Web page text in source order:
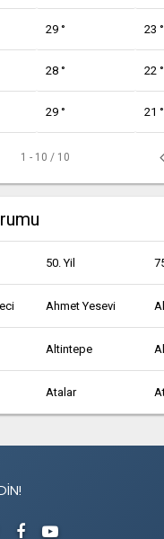
29 ° 23 °
28 ° 22 °
29 ° 21 °
1 - 10 / 10
50. Yil
Ahmet Yesevi
Altintepe
Atalar